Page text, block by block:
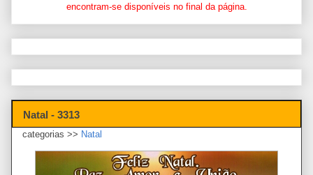
encontram-se disponíveis no final da página.
Natal - 3313
categorias >> Natal